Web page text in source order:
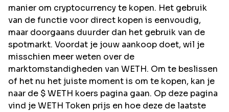
manier om cryptocurrency te kopen. Het gebruik
van de functie voor direct kopen is eenvoudig,
maar doorgaans duurder dan het gebruik van de
spotmarkt. Voordat je jouw aankoop doet, wil je
misschien meer weten over de
marktomstandigheden van WETH. Om te beslissen
of het nu het juiste moment is om te kopen, kan je
naar de $ WETH koers pagina gaan. Op deze pagina
vind je WETH Token prijs en hoe deze de laatste